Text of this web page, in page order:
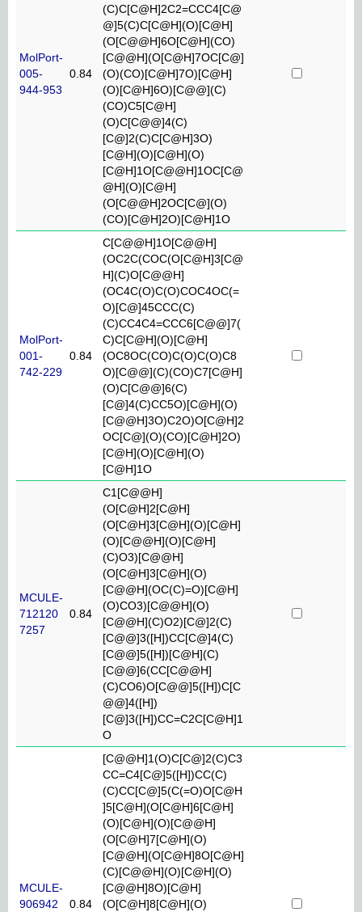
MolPort-
005-
944-953
0.84
(C)C[C@H]2C2=CCC4[C@
@]5(C)C[C@H](O)[C@H]
(O[C@@H]6O[C@H](CO)
[C@@H](O[C@H]7OC[C@]
(O)(CO)[C@H]7O)[C@H]
(O)[C@H]6O)[C@@](C)
(CO)C5[C@H]
(O)C[C@@]4(C)
[C@]2(C)C[C@H]3O)
[C@H](O)[C@H](O)
[C@H]1O[C@@H]1OC[C@
@H](O)[C@H]
(O[C@@H]2OC[C@](O)
(CO)[C@H]2O)[C@H]1O
MolPort-
001-
742-229
0.84
C[C@@H]1O[C@@H]
(OC2C(COC(O[C@H]3[C@
H](C)O[C@@H]
(OC4C(O)C(O)COC4OC(=
O)[C@]45CCC(C)
(C)CC4C4=CCC6[C@@]7(
C)C[C@H](O)[C@H]
(OC8OC(CO)C(O)C(O)C8
O)[C@@](C)(CO)C7[C@H]
(O)C[C@@]6(C)
[C@]4(C)CC5O)[C@H](O)
[C@@H]3O)C2O)O[C@H]2
OC[C@](O)(CO)[C@H]2O)
[C@H](O)[C@H](O)
[C@H]1O
MCULE-
712120
7257
0.84
C1[C@@H]
(O[C@H]2[C@H]
(O[C@H]3[C@H](O)[C@H]
(O)[C@@H](O)[C@H]
(C)O3)[C@@H]
(O[C@H]3[C@H](O)
[C@@H](OC(C)=O)[C@H]
(O)CO3)[C@@H](O)
[C@@H](C)O2)[C@]2(C)
[C@@]3([H])CC[C@]4(C)
[C@@]5([H])[C@H](C)
[C@@]6(CC[C@@H]
(C)CO6)O[C@@]5([H])C[C
@@]4([H])
[C@]3([H])CC=C2C[C@H]1
O
MCULE-
906942
0.84
[C@@H]1(O)C[C@]2(C)C3
CC=C4[C@]5([H])CC(C)
(C)CC[C@]5(C(=O)O[C@H
]5[C@H](O[C@H]6[C@H]
(O)[C@H](O)[C@@H]
(O[C@H]7[C@H](O)
[C@@H](O[C@H]8O[C@H]
(C)[C@@H](O)[C@H](O)
[C@@H]8O)[C@H]
(O[C@H]8[C@H](O)